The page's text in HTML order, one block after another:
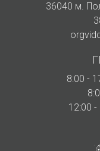
36040 м.
8:00 -
12:00 -